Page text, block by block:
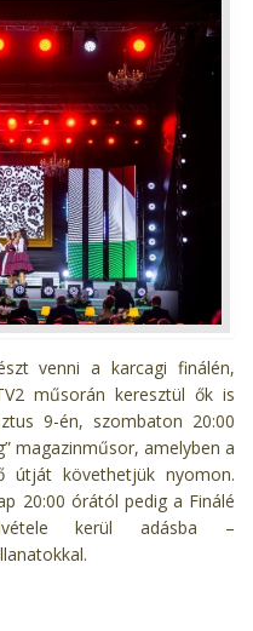
venni a karcagi finálén,
műsorán keresztül ők is
9-én, szombaton 20:00
magazinműsor, amelyben a
útját követhetjük nyomon.
20:00 órától pedig a Finálé
kerül adásba –